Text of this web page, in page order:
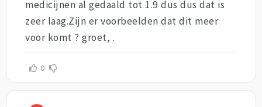
medicijnen al gedaald tot 1.9 dus dus dat is
zeer laag.Zijn er voorbeelden dat dit meer
voor komt ? groet, .
0